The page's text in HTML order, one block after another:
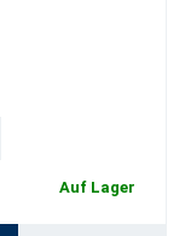
Auf Lager